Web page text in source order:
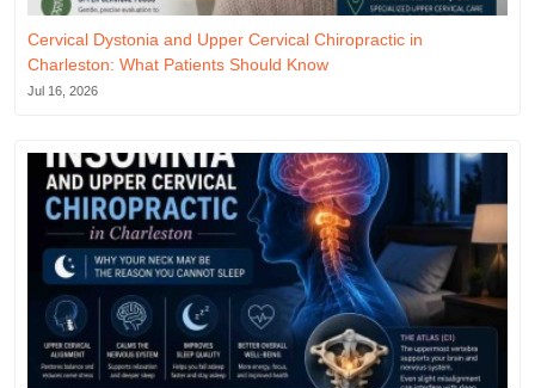
Cervical Dystonia and Upper Cervical Chiropractic in
Charleston: What Patients Should Know
Jul 16, 2026